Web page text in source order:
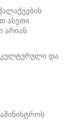
ასეთი
არიან
კულტურული და